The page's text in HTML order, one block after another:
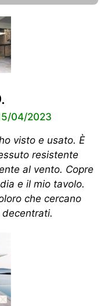
04/2023
visto e usato. È
resistente
al vento. Copre
e il mio tavolo.
che cercano